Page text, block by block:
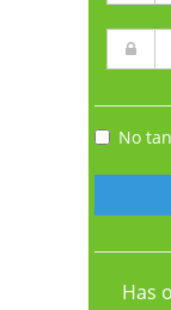
No
Has